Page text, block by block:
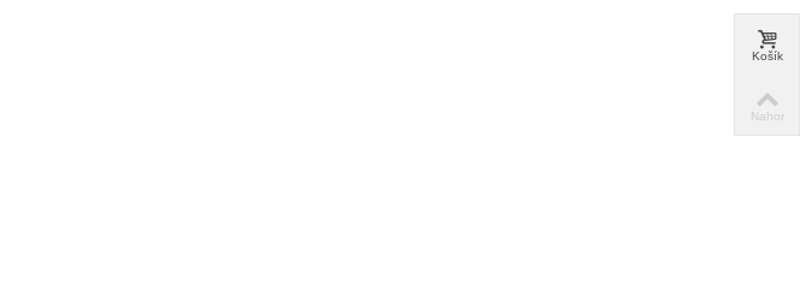
Košík
Nahor